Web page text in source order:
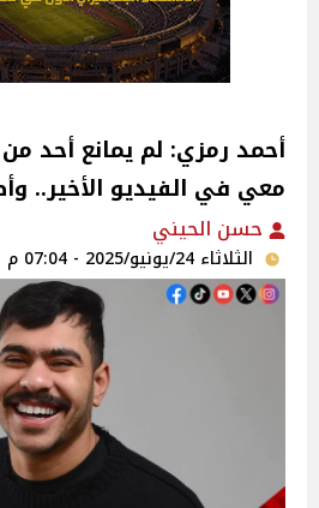
أحمد رمزي: لم يمانع أحد
معي في الفيديو الأخير..
حسن الحيني
الثلاثاء 24/يونيو/2025 - 07:04 م